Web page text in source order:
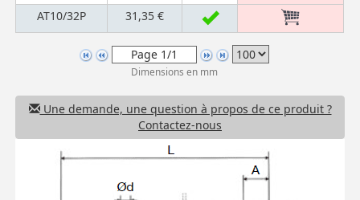
AT10/32P 31,35 €
Dimensions en mm
Une demande, une question à propos de ce produit ?
Contactez-nous